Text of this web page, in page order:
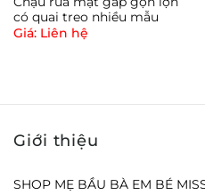
có quai treo nhiều mẫu
Giá: Liên hệ
Giới thiệu
SHOP MẸ BẦU BÀ EM BÉ